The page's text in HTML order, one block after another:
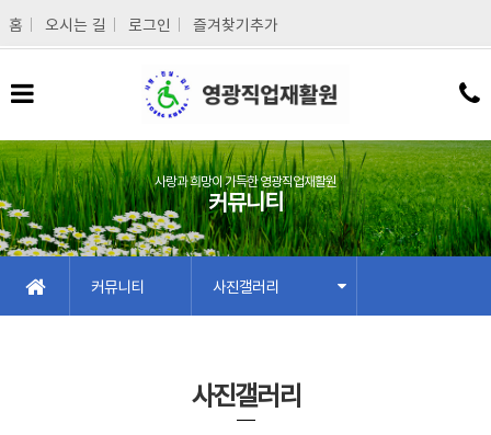
홈
오시는 길 로그인 즐겨찾기추가
사랑과 희망이 가득한 영광직업재활원
커뮤니티
커뮤니티 사진갤러리
사진갤러리